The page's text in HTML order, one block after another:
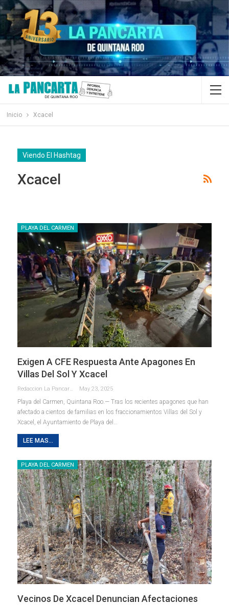
Inicio Xcacel
Viendo El Hashtag
Xcacel
PLAYA DEL CARMEN
Exigen A CFE Respuesta Ante Apagones En
Villas Del Sol Y Xcacel
Redaccion La Pancarta De Quintana Roo May 23, 2025
Playa del Carmen, Quintana Roo.— Tras los recientes apagones que han
afectado a cientos de familias en los fraccionamientos Villas del Sol y
Xcacel, el Ayuntamiento de Playa del …
LEE MAS...
PLAYA DEL CARMEN
Vecinos De Xcacel Denuncian Afectaciones